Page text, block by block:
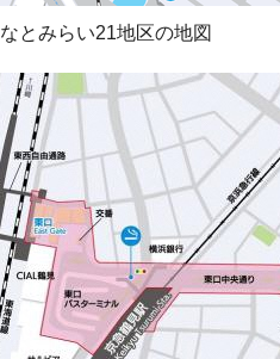
とみらい21地区の地図